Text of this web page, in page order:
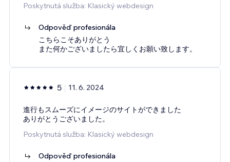
Poskytnutá služba: Klasický webdesign
Odpověď profesionála
こちらこそありがとう
また何かございましたら宜しくお願い致します。
5 11. 6. 2024
進行もスムーズにイメージのサイトができました
ありがとうございました。
Poskytnutá služba: Klasický webdesign
Odpověď profesionála